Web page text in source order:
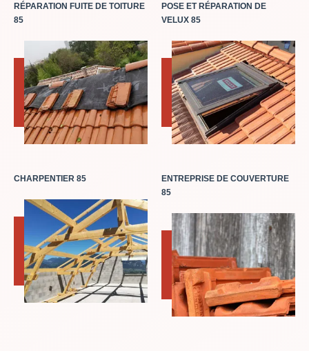
RÉPARATION FUITE DE TOITURE
85
POSE ET RÉPARATION DE
VELUX 85
CHARPENTIER 85
ENTREPRISE DE COUVERTURE
85